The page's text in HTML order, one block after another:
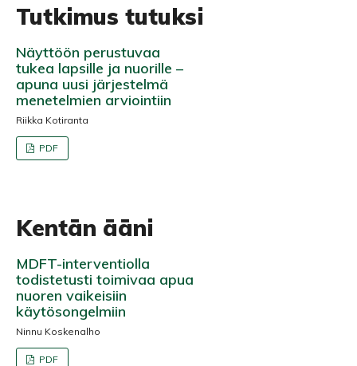
Tutkimus tutuksi
Näyttöön perustuvaa
tukea lapsille ja nuorille –
apuna uusi järjestelmä
menetelmien arviointiin
Riikka Kotiranta
PDF
Kentän ääni
MDFT-interventiolla
todistetusti toimivaa apua
nuoren vaikeisiin
käytösongelmiin
Ninnu Koskenalho
PDF